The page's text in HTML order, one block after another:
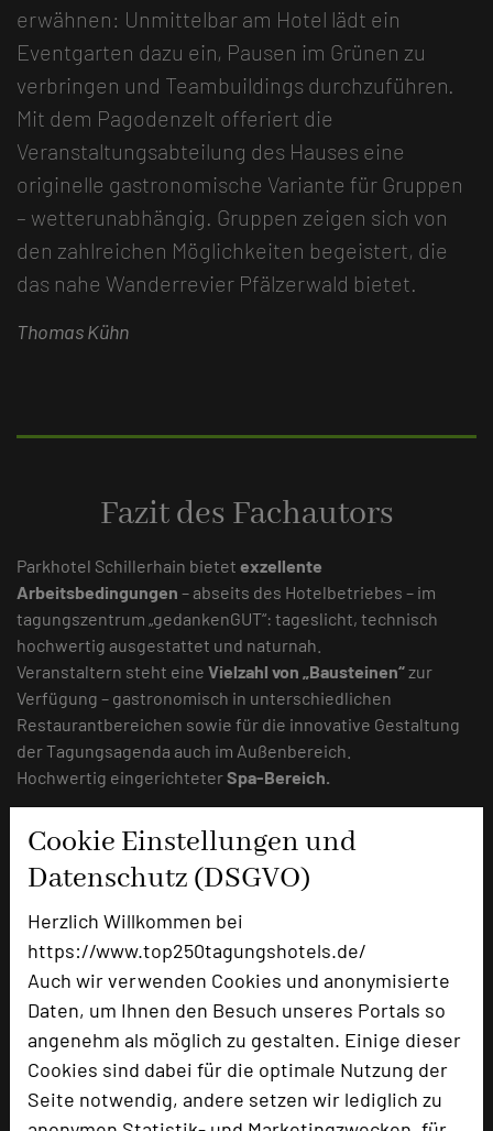
Cookie Einstellungen und
Datenschutz (DSGVO)
Herzlich Willkommen bei
https://www.top250tagungshotels.de/
Auch wir verwenden Cookies und anonymisierte
Daten, um Ihnen den Besuch unseres Portals so
angenehm als möglich zu gestalten. Einige dieser
Cookies sind dabei für die optimale Nutzung der
Seite notwendig, andere setzen wir lediglich zu
erwähnen: Unmittelbar am Hotel lädt ein
Eventgarten dazu ein, Pausen im Grünen zu
verbringen und Teambuildings durchzuführen.
Mit dem Pagodenzelt offeriert die
Veranstaltungsabteilung des Hauses eine
originelle gastronomische Variante für Gruppen
– wetterunabhängig. Gruppen zeigen sich von
den zahlreichen Möglichkeiten begeistert, die
das nahe Wanderrevier Pfälzerwald bietet.
Thomas Kühn
Fazit des Fachautors
Parkhotel Schillerhain bietet exzellente
Arbeitsbedingungen – abseits des Hotelbetriebes – im
tagungszentrum „gedankenGUT“: tageslicht, technisch
hochwertig ausgestattet und naturnah.
Veranstaltern steht eine Vielzahl von „Bausteinen“zur
Verfügung – gastronomisch in unterschiedlichen
Restaurantbereichen sowie für die innovative Gestaltung
der Tagungsagenda auch im Außenbereich.
Hochwertig eingerichteterSpa-Bereich.